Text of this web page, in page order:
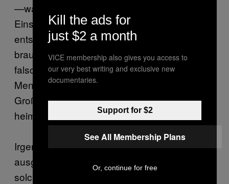
—was nicht nur absurd ist, weil diese
Einstellung eben bereits der Norm
entsprechen und daher wenig Erwähnung
brauchen, sondern was auch noch faktisch
falsch ist, weil Heterosexualität, weiße
Menschen, Traditionen immer noch den
Großteil unserer Alltagswelt und unseres
heimischen TV-Programms einnehmen.
Irgendwie ist es auch paradox, dass
ausgerechnet Politiker wie Höbart mit
solchen Aktionen der Debatte über sexuelle
Kill the ads for
just $2 a month
VICE membership also gives you access to
our very best writing and exclusive new
documentaries.
Support for $2
See All Membership Plans
Or, continue for free